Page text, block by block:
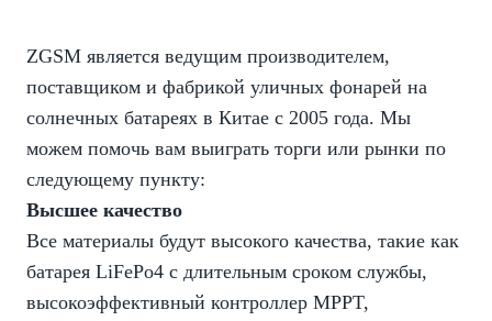
ZGSM является ведущим производителем,
поставщиком и фабрикой уличных фонарей на
солнечных батареях в Китае с 2005 года. Мы
можем помочь вам выиграть торги или рынки по
следующему пункту:
Высшее качество
Все материалы будут высокого качества, такие как
батарея LiFePo4 с длительным сроком службы,
высокоэффективный контроллер MPPT,